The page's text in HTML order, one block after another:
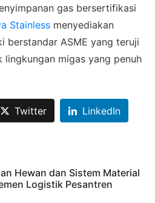
gas bersertifikasi
Stainless menyediakan
berstandar ASME yang teruji
lingkungan migas yang penuh
Twitter LinkedIn
Hewan dan Sistem Material
Logistik Pesantren